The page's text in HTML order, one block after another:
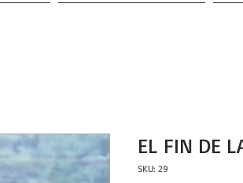
EL FIN DE
SKU: 29